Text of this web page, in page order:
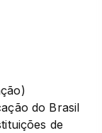
do Brasil
de